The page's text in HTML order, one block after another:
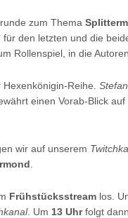
zum Thema
für den letzten und die
Rollenspiel, in die
Hexenkönigin-Reihe.
einen Vorab-Blick
wir auf unserem
Frühstücksstream los.
. Um 13 Uhrfolgt